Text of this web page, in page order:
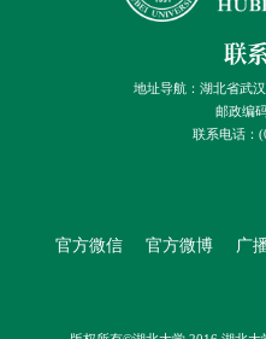
联
地址导航：湖北省武
邮政编
联系电话：
官方微信 官方微博 广